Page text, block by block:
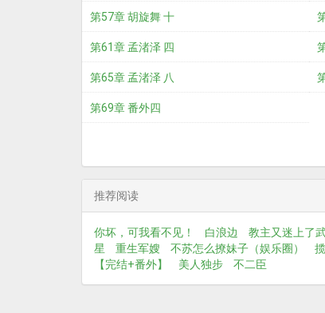
第57章 胡旋舞 十
第61章 孟渚泽 四
第65章 孟渚泽 八
第69章 番外四
推荐阅读
你坏，可我看不见！ 白浪边 教主又迷上了
星
重生军嫂 不苏怎么撩妹子（娱乐圈）
【完结+番外】
美人独步 不二臣